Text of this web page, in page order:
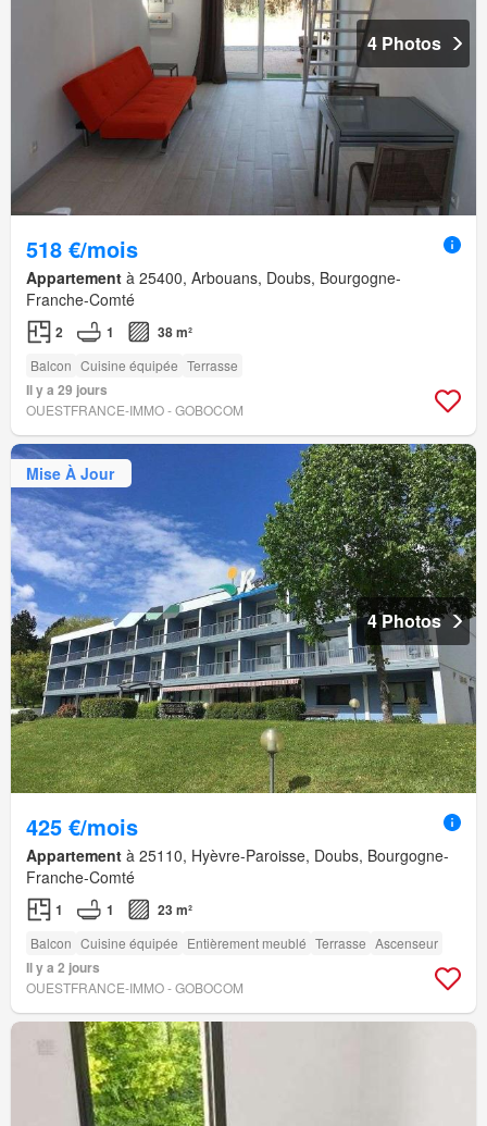
4 Photos
518 €/mois
Appartement à 25400, Arbouans, Doubs, Bourgogne-
Franche-Comté
2 1 38 m²
Balcon Cuisine équipée Terrasse
Il y a 29 jours
OUESTFRANCE-IMMO - GOBOCOM
Mise À Jour
4 Photos
425 €/mois
Appartement à 25110, Hyèvre-Paroisse, Doubs, Bourgogne-
Franche-Comté
1 1 23 m²
Balcon Cuisine équipée Entièrement meublé Terrasse Ascenseur
Il y a 2 jours
OUESTFRANCE-IMMO - GOBOCOM